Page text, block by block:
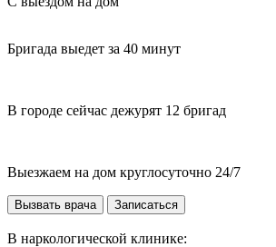
Бригада выедет за 40 минут
В городе сейчас дежурят 12 бригад
Выезжаем на дом круглосуточно 24/7
Вызвать врача Записаться
В наркологической клинике: